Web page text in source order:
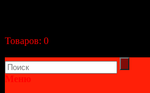
Товаров: 0
Меню